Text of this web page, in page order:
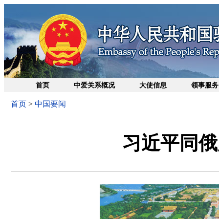
首页 中爱关系概况 大使信息 领事服务
首页 > 中国要闻
习近平同